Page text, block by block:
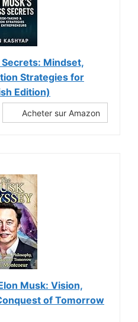
Mindset,
Strategies for
Edition)
Acheter sur Amazon
Musk: Vision,
of Tomorrow